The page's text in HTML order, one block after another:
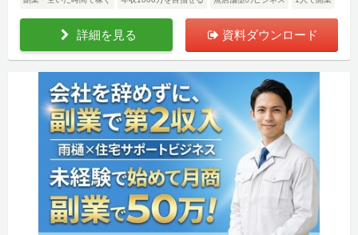
詳細を見る 資料ダウンロード